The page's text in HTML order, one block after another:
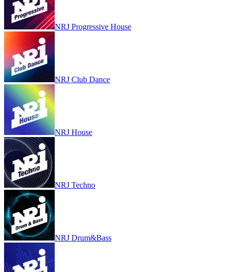
NRJ Progressive House
NRJ Club Dance
NRJ House
NRJ Techno
NRJ Drum&Bass